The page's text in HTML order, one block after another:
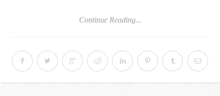
Continue Reading...